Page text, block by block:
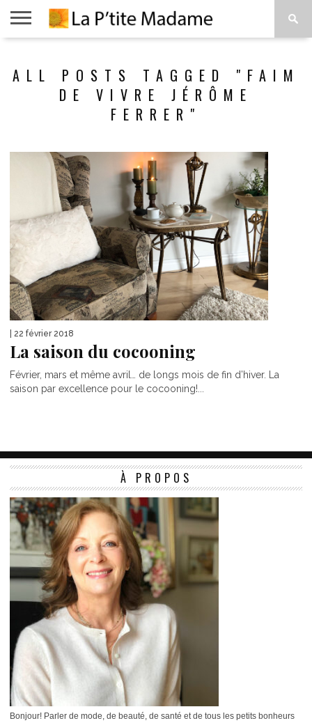
DE
VIVRE
PROPOS
ALL POSTS TAGGED "FAIM
DE VIVRE JÉRÔME
FERRER"
| 22 février 2018
La saison du cocooning
Février, mars et même avril… de longs mois de fin d’hiver. La
saison par excellence pour le cocooning!...
À PROPOS
Bonjour! Parler de mode, de beauté, de santé et de tous les petits bonheurs